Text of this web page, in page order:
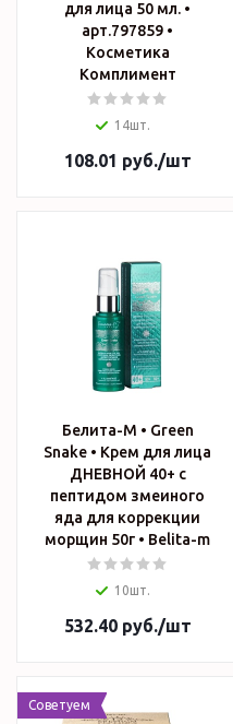
для лица 50 мл. •
арт.797859 •
Косметика
Комплимент
14шт.
108.01 руб./шт
Белита-М • Green
Snake • Крем для лица
ДНЕВНОЙ 40+ с
пептидом змеиного
яда для коррекции
морщин 50г • Belita-m
10шт.
532.40руб./шт
Советуем